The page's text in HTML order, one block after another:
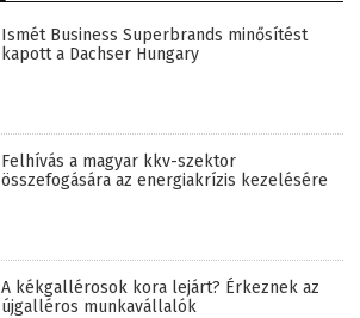
Ismét Business Superbrands minősítést
kapott a Dachser Hungary
Felhívás a magyar kkv-szektor
összefogására az energiakrízis kezelésére
A kékgallérosok kora lejárt? Érkeznek az
újgalléros munkavállalók